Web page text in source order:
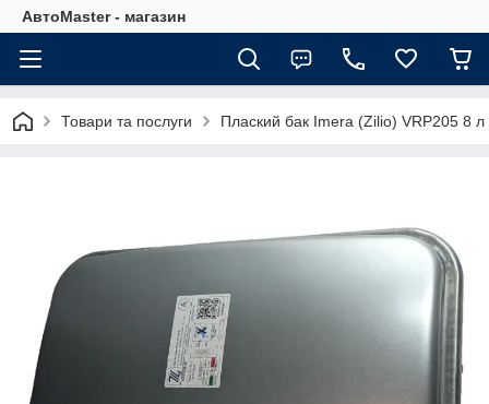
АвтоMaster - магазин
Товари та послуги Плаский бак Imera (Zilio) VRP205 8